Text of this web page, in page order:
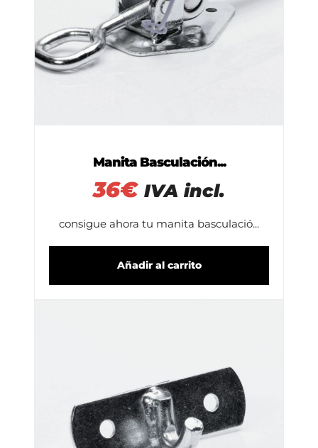
Manita Basculación...
36€ IVA incl.
consigue ahora tu manita basculació...
Añadir al carrito